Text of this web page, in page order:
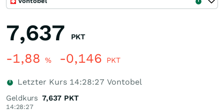
7,637 PKT
-1,88 % -0,146 PKT
Letzter Kurs 14:28:27 Vontobel
Geldkurs
14:28:27
7,637 PKT